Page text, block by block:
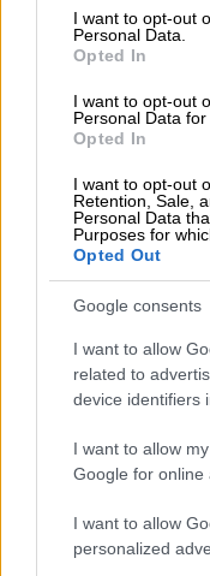
consent section.
I want to opt-out
Personal Data.
Opted In
I want to opt-out
Personal Data for
Opted In
I want to opt-out
Retention, Sale,
Personal Data
Purposes for
Opted Out
Google consents
I want to allow
related to
device identifiers
I want to allow
Google for online
I want to allow
personalized
Τούμπα καιΑρη-
είναι
Πρόγραμμα -
Κυριακή 3/1
15.00
(Novasports 1HD)
15.00
17.15 ΑΕΛ -
17.15 ΠΑΣ
Δευτέρα 4/1